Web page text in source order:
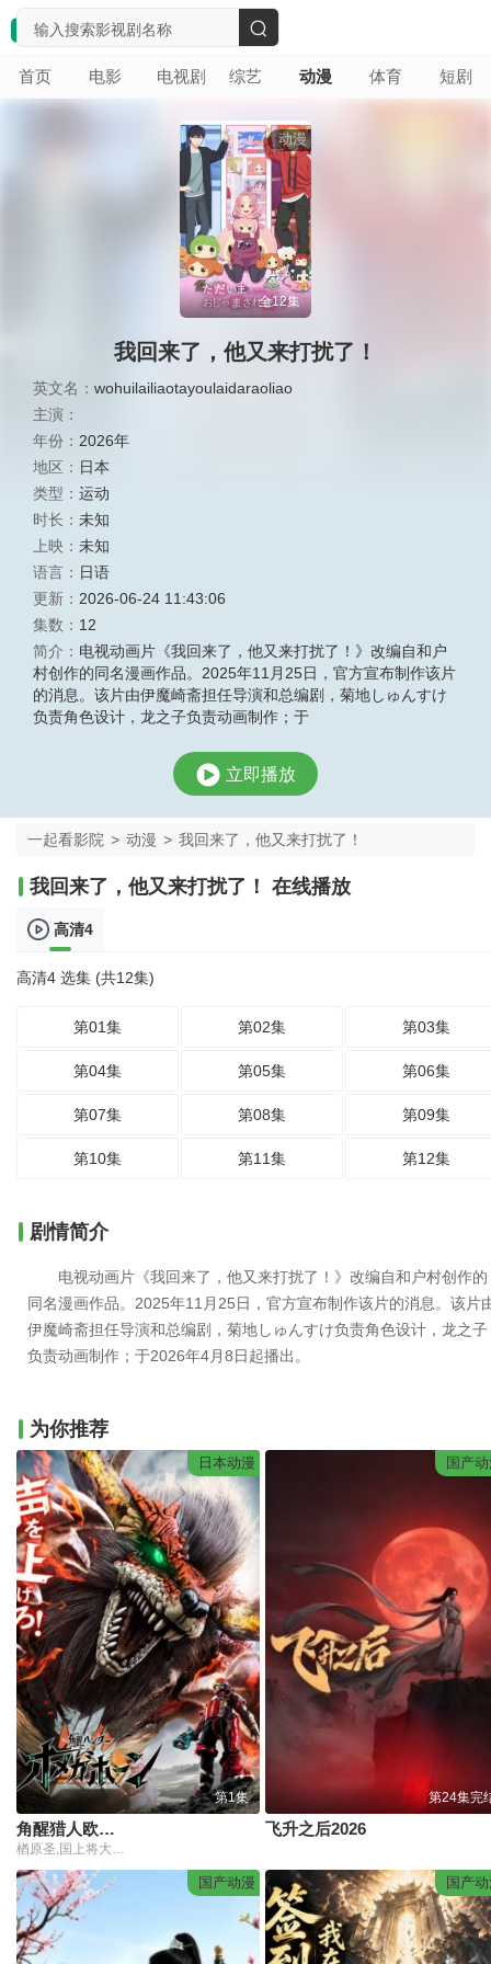
首页 电影 电视剧 综艺 动漫 体育 短剧
搜
动漫
全12集
我回来了，他又来打扰了！
英文名： wohuilailiaotayoulaidaraoliao
主演：
年份： 2026年
地区： 日本
类型： 运动
时长： 未知
上映： 未知
语言： 日语
更新： 2026-06-24 11:43:06
集数： 12
简介： 电视动画片《我回来了，他又来打扰了！》改编自和户
村创作的同名漫画作品。2025年11月25日，官方宣布制作该片
的消息。该片由伊魔崎斋担任导演和总编剧，菊地しゅんすけ
负责角色设计，龙之子负责动画制作；于
立即播放
一起看影院 > 动漫 > 我回来了，他又来打扰了！
我回来了，他又来打扰了！ 在线播放
高清4
高清4 选集 (共12集)
第01集 第02集 第03集
第04集 第05集 第06集
第07集 第08集 第09集
第10集 第11集 第12集
剧情简介
电视动画片《我回来了，他又来打扰了！》改编自和户村创作的
同名漫画作品。2025年11月25日，官方宣布制作该片的消息。该片
伊魔崎斋担任导演和总编剧，菊地しゅんすけ负责角色设计，龙之子
负责动画制作；于2026年4月8日起播出。
为你推荐
日本动漫
第1集
角醒猎人欧米茄号角
楢原圣,国上将大,丝濑七叶,田鹤翔吾,小西咏斗,光宗薰,桜庭大翔,三浦舞华,加藤清史郎,长田光平,潘惠美
国产
第24集完
飞升之后2026
国产动漫 国产